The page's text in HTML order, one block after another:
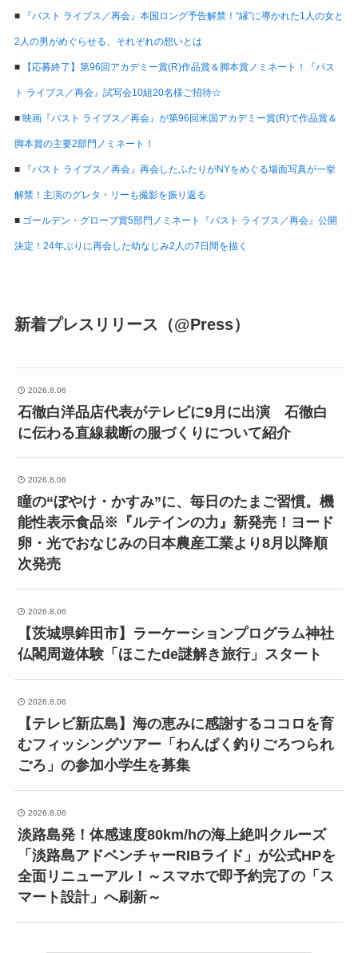
■ 『パスト ライブス／再会』本国ロング予告解禁！“縁”に導かれた1人の女と
2人の男がめぐらせる、それぞれの想いとは
■ 【応募終了】第96回アカデミー賞(R)作品賞＆脚本賞ノミネート！『パス
ト ライブス／再会』試写会10組20名様ご招待☆
■ 映画『パスト ライブス／再会』が第96回米国アカデミー賞(R)で作品賞＆
脚本賞の主要2部門ノミネート！
■ 『パスト ライブス／再会』再会したふたりがNYをめぐる場面写真が一挙
解禁！主演のグレタ・リーも撮影を振り返る
■ ゴールデン・グローブ賞5部門ノミネート『パスト ライブス／再会』公開
決定！24年ぶりに再会した幼なじみ2人の7日間を描く
新着プレスリリース（@Press）
2026.8.06
石徹白洋品店代表がテレビに9月に出演 石徹白
に伝わる直線裁断の服づくりについて紹介
2026.8.06
瞳の“ぼやけ・かすみ”に、毎日のたまご習慣。機
能性表示食品※『ルテインの力』新発売！ヨード
卵・光でおなじみの日本農産工業より8月以降順
次発売
2026.8.06
【茨城県鉾田市】ラーケーションプログラム神社
仏閣周遊体験「ほこたde謎解き旅行」スタート
2026.8.06
【テレビ新広島】海の恵みに感謝するココロを育
むフィッシングツアー「わんぱく釣りごろつられ
ごろ」の参加小学生を募集
2026.8.06
淡路島発！体感速度80km/hの海上絶叫クルーズ
「淡路島アドベンチャーRIBライド」が公式HPを
全面リニューアル！～スマホで即予約完了の「ス
マート設計」へ刷新～